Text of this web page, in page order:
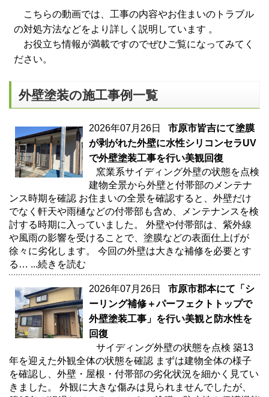
こちらの動画では、工事の内容やお住まいのトラブル
の対処方法などをより詳しく説明しています 。
お役立ち情報が満載ですのでぜひご覧になってみてく
ださい。
外壁塗装の施工事例一覧
2026年07月26日 市原市皆吉にて塗膜
が剥がれた外壁に水性シリコンセラUV
で外壁塗装工事を行い美観回復
窯業系サイディング外壁の状態を点検
建物全景から外壁と付帯部のメンテナ
ンス時期を確認 お住まいの全景を確認すると、外壁だけ
でなく軒天や雨樋などの付帯部も含め、メンテナンスを検
討する時期に入っていました。 外壁や付帯部は、紫外線
や風雨の影響を受けることで、塗膜などの表面仕上げが
徐々に劣化します。 今回の外壁は大きな補修を必要とす
る… ...続きを読む
2026年07月26日 市原市郡本にて「シ
ーリング補修＋パーフェクトトップで
外壁塗装工事」を行い美観と防水性を
回復
サイディング外壁の状態を点検 築13
年を迎えた外観全体の状態を確認 まずは建物全体の様子
を確認し、外壁・屋根・付帯部の劣化状況を細かく見てい
きました。 外観に大きな傷みは見られませんでしたが、